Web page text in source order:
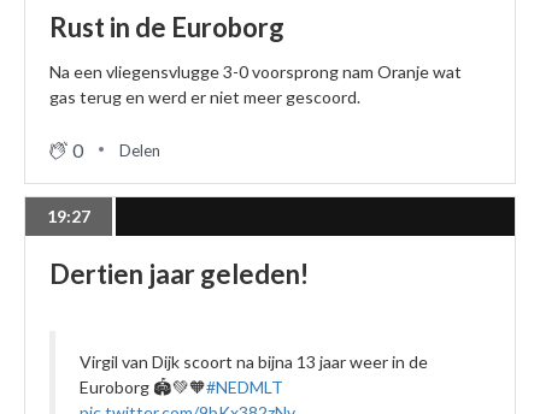
Rust in de Euroborg
Na een vliegensvlugge 3-0 voorsprong nam Oranje wat
gas terug en werd er niet meer gescoord.
0 Delen
19:27
Dertien jaar geleden!
Virgil van Dijk scoort na bijna 13 jaar weer in de
Euroborg 🏟️💚🧡#NEDMLT